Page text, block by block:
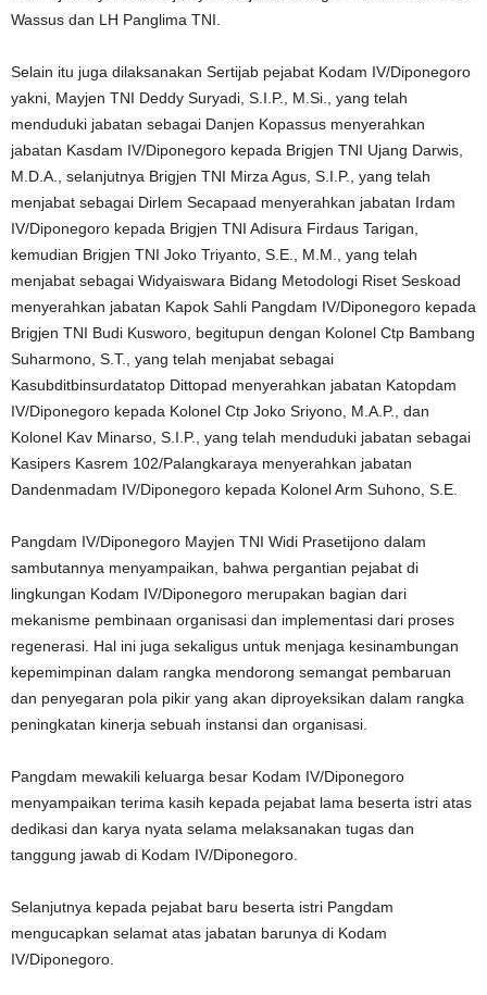
Wassus dan LH Panglima TNI.
Selain itu juga dilaksanakan Sertijab pejabat Kodam IV/Diponegoro
yakni, Mayjen TNI Deddy Suryadi, S.I.P., M.Si., yang telah
menduduki jabatan sebagai Danjen Kopassus menyerahkan
jabatan Kasdam IV/Diponegoro kepada Brigjen TNI Ujang Darwis,
M.D.A., selanjutnya Brigjen TNI Mirza Agus, S.I.P., yang telah
menjabat sebagai Dirlem Secapaad menyerahkan jabatan Irdam
IV/Diponegoro kepada Brigjen TNI Adisura Firdaus Tarigan,
kemudian Brigjen TNI Joko Triyanto, S.E., M.M., yang telah
menjabat sebagai Widyaiswara Bidang Metodologi Riset Seskoad
menyerahkan jabatan Kapok Sahli Pangdam IV/Diponegoro kepada
Brigjen TNI Budi Kusworo, begitupun dengan Kolonel Ctp Bambang
Suharmono, S.T., yang telah menjabat sebagai
Kasubditbinsurdatatop Dittopad menyerahkan jabatan Katopdam
IV/Diponegoro kepada Kolonel Ctp Joko Sriyono, M.A.P., dan
Kolonel Kav Minarso, S.I.P., yang telah menduduki jabatan sebagai
Kasipers Kasrem 102/Palangkaraya menyerahkan jabatan
Dandenmadam IV/Diponegoro kepada Kolonel Arm Suhono, S.E.
Pangdam IV/Diponegoro Mayjen TNI Widi Prasetijono dalam
sambutannya menyampaikan, bahwa pergantian pejabat di
lingkungan Kodam IV/Diponegoro merupakan bagian dari
mekanisme pembinaan organisasi dan implementasi dari proses
regenerasi. Hal ini juga sekaligus untuk menjaga kesinambungan
kepemimpinan dalam rangka mendorong semangat pembaruan
dan penyegaran pola pikir yang akan diproyeksikan dalam rangka
peningkatan kinerja sebuah instansi dan organisasi.
Pangdam mewakili keluarga besar Kodam IV/Diponegoro
menyampaikan terima kasih kepada pejabat lama beserta istri atas
dedikasi dan karya nyata selama melaksanakan tugas dan
tanggung jawab di Kodam IV/Diponegoro.
Selanjutnya kepada pejabat baru beserta istri Pangdam
mengucapkan selamat atas jabatan barunya di Kodam
IV/Diponegoro.